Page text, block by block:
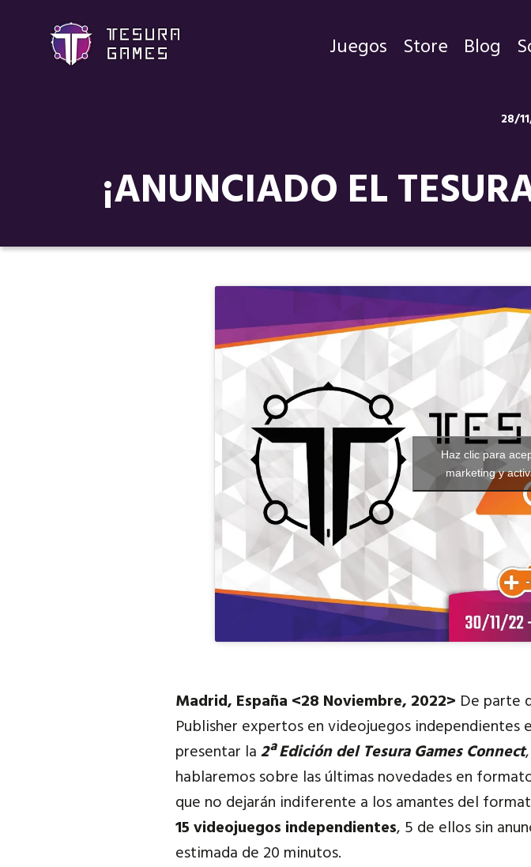
Juegos Store Blog
28/
¡ANUNCIADO EL
Haz clic para
marketing y
Madrid, España <28 Noviembre, 2022> De parte
Publisher expertos en videojuegos
presentar la2ª Edición del Tesura Games Connect
hablaremos sobre las últimas novedades en
que no dejarán indiferente a los amantes del
15 videojuegos independientes, 5 de ellos sin
estimada de 20 minutos.
Blog
Contacto
Nuestras
Idiomas: